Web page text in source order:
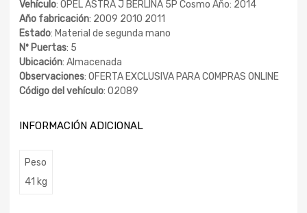
Vehículo: OPEL ASTRA J BERLINA 5P Cosmo Año: 2014
Año fabricación: 2009 2010 2011
Estado: Material de segunda mano
Nº Puertas: 5
Ubicación: Almacenada
Observaciones: OFERTA EXCLUSIVA PARA COMPRAS ONLINE
Código del vehículo: 02089
INFORMACIÓN ADICIONAL
Peso
41 kg